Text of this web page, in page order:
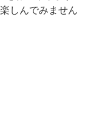
しんでみません